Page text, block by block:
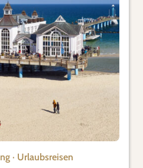
· Urlaubsreisen